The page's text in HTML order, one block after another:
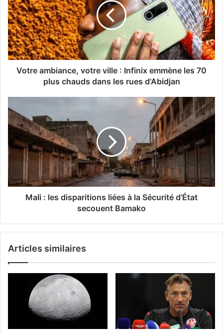
Votre ambiance, votre ville : Infinix emmène les 70
plus chauds dans les rues d'Abidjan
Mali : les disparitions liées à la Sécurité d’État
secouent Bamako
Articles similaires